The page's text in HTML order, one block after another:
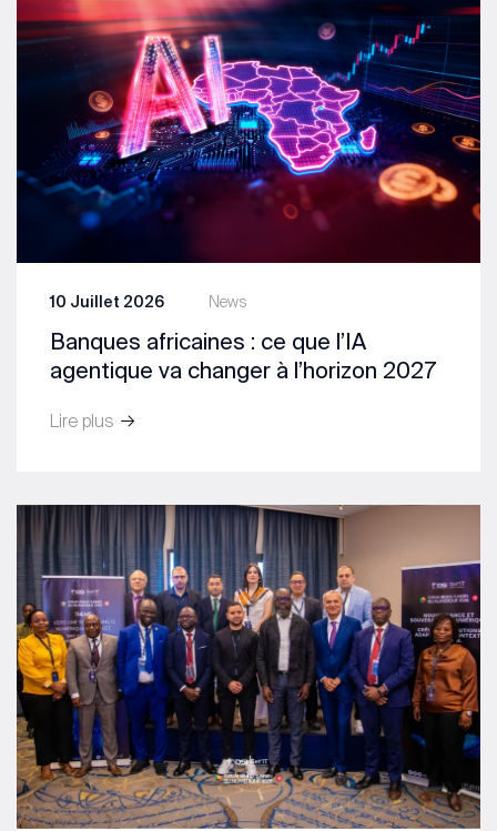
News
10 Juillet 2026
Banques africaines : ce que l’IA
agentique va changer à l’horizon 2027
Lire plus